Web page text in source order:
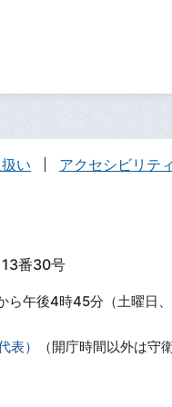
い アクセシビリティ
番30号
午後4時45分（土曜日、
表） （開庁時間以外は